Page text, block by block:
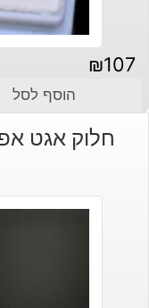
₪107
הוסף לסל
חלוק אגט